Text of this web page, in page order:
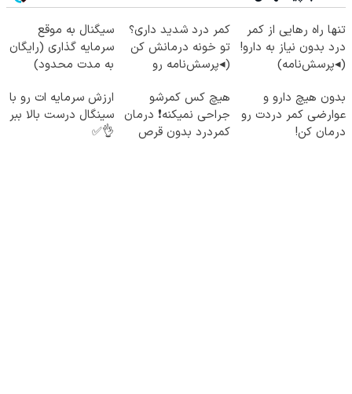
تنها راه رهایی از کمر
درد بدون نیاز به دارو!
(◂پرسش‌نامه)
کمر درد شدید داری؟
تو خونه درمانش کن
(◂پرسش‌نامه رو
سیگنال به موقع
سرمایه گذاری (رایگان
به مدت محدود)
بدون هیچ دارو و
عوارضی کمر دردت رو
درمان کن!
هیچ کس کمرشو
جراحی نمیکنه❗ درمان
کمردرد بدون قرص
ارزش سرمایه ات رو با
سینگال درست بالا ببر
👌✅